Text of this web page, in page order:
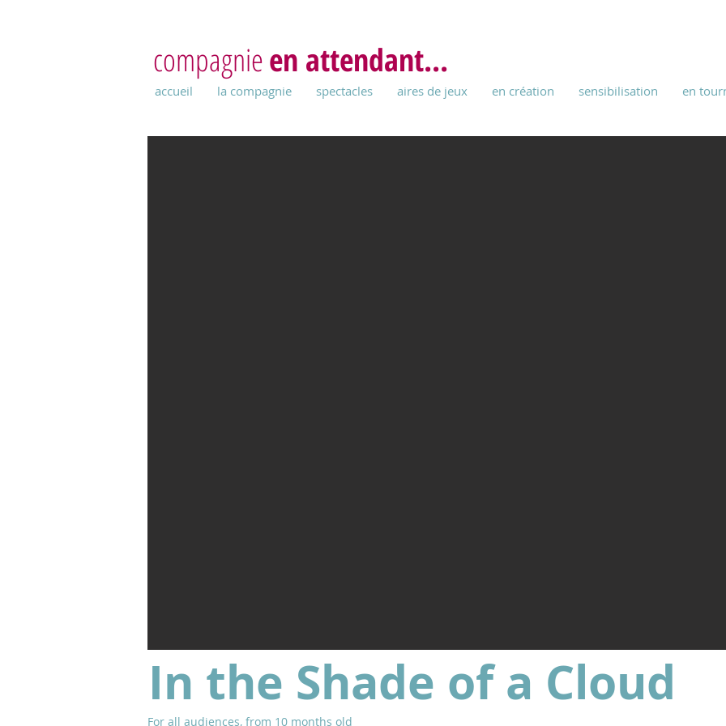
compagnieen attendant...
accueil la compagnie spectacles aires de jeux en création sensibilisation en
In the Shade of a Cloud
For all audiences, from 10 months old